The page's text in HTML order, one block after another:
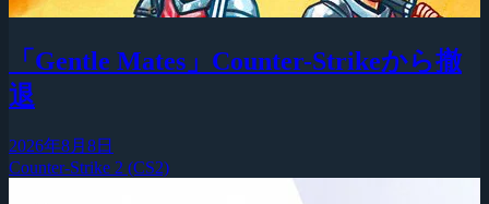
「Gentle Mates」Counter-Strikeから撤
退
2026年8月8日
Counter-Strike 2 (CS2)